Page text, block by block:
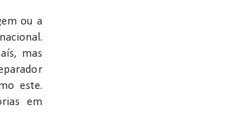
ou a
mas
este.
em